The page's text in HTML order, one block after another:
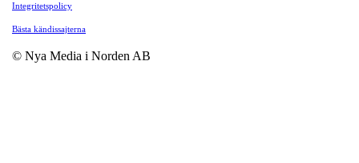
Integritetspolicy
Bästa kändissajterna
© Nya Media i Norden AB